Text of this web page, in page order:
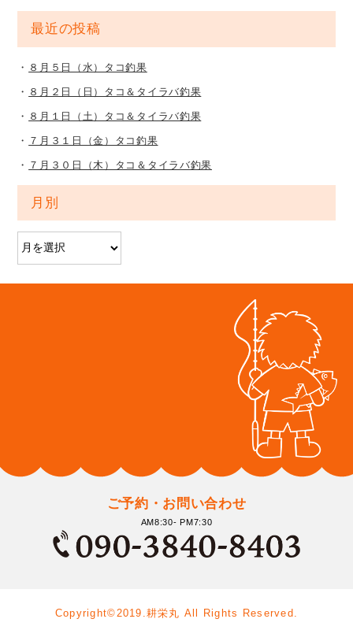
最近の投稿
８月５日（水）タコ釣果
８月２日（日）タコ＆タイラバ釣果
８月１日（土）タコ＆タイラバ釣果
７月３１日（金）タコ釣果
７月３０日（木）タコ＆タイラバ釣果
月別
ご予約・お問い合わせ
AM8:30- PM7:30
Copyright©2019.耕栄丸 All Rights Reserved.